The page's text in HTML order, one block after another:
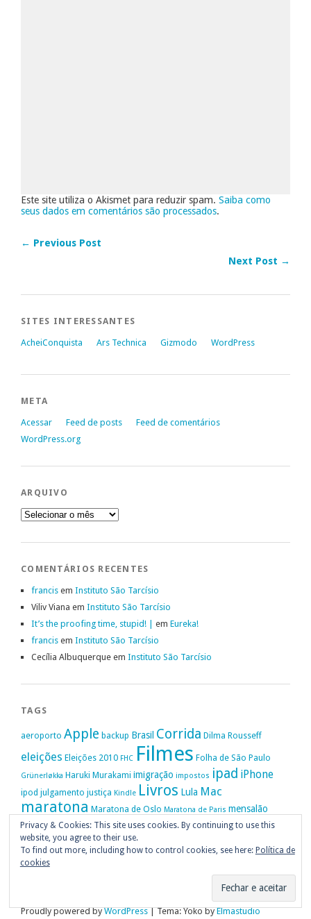
Este site utiliza o Akismet para reduzir spam. Saiba como
seus dados em comentários são processados.
← Previous Post
Next Post →
SITES INTERESSANTES
AcheiConquista Ars Technica Gizmodo WordPress
META
Acessar Feed de posts
Feed de comentários
WordPress.org
ARQUIVO
Arquivo
COMENTÁRIOS RECENTES
francis em Instituto São Tarcísio
Viliv Viana em Instituto São Tarcísio
It’s the proofing time, stupid! | em Eureka!
francis em Instituto São Tarcísio
Cecília Albuquerque em Instituto São Tarcísio
TAGS
aeroporto Apple backup Brasil Corrida Dilma Rousseff
eleições Eleições 2010 FHC Filmes Folha de São Paulo
Grünerløkka Haruki Murakami imigração impostos ipad iPhone
ipod julgamento justiça Kindle Livros Lula Mac
maratona Maratona de Oslo Maratona de Paris mensalão
movimento passe livre música nike Noruega OAB OiOsloPolítica
Portugal Privacidade protestos PT
Vitória da Conquista
Proudly powered byWordPress|Tema: Yoko byElmastudio
Privacy & Cookies: This site uses cookies. By continuing to use this
website, you agree to their use.
To find out more, including how to control cookies, see here: Política de
cookies